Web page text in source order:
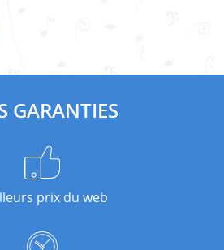
GARANTIES
prix du web